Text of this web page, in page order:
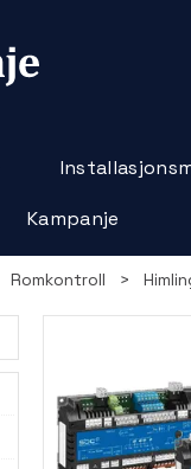
Kampanje
Romkontroll >